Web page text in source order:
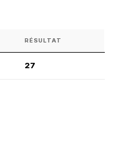
RÉSULTAT
27